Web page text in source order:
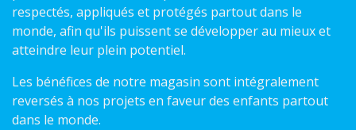
respectés, appliqués et protégés partout dans le
monde, afin qu'ils puissent se développer au mieux et
atteindre leur plein potentiel.
Les bénéfices de notre magasin sont intégralement
reversés à nos projets en faveur des enfants partout
dans le monde.